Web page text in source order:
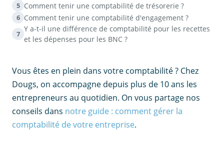
5 Comment tenir une comptabilité de trésorerie ?
6 Comment tenir une comptabilité d'engagement ?
7
Y a-t-il une différence de comptabilité pour les recettes
et les dépenses pour les BNC ?
Vous êtes en plein dans votre comptabilité ? Chez
Dougs, on accompagne depuis plus de 10 ans les
entrepreneurs au quotidien. On vous partage nos
conseils dans notre guide : comment gérer la
comptabilité de votre entreprise.